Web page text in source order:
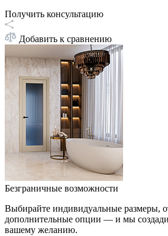
Получить консультацию
Добавить к сравнению
Безграничные возможности
Выбирайте индивидуальные размеры,
дополнительные опции — и мы
вашему желанию.